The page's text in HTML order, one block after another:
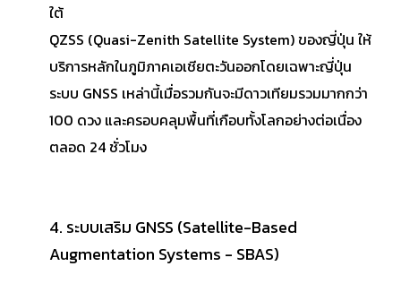
ใต้
QZSS (Quasi-Zenith Satellite System) ของญี่ปุ่น ให้
บริการหลักในภูมิภาคเอเชียตะวันออกโดยเฉพาะญี่ปุ่น
ระบบ GNSS เหล่านี้เมื่อรวมกันจะมีดาวเทียมรวมมากกว่า
100 ดวง และครอบคลุมพื้นที่เกือบทั้งโลกอย่างต่อเนื่อง
ตลอด 24 ชั่วโมง
4. ระบบเสริม GNSS (Satellite-Based
Augmentation Systems - SBAS)